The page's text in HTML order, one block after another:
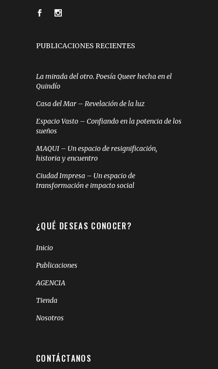
PUBLICACIONES RECIENTES
La mirada del otro. Poesía Queer hecha en el
Quindío
Casa del Mar – Revelación de la luz
Espacio Vasto – Confiando en la potencia de los
sueños
MAQUI – Un espacio de resignificación,
historia y encuentro
Ciudad Impresa – Un espacio de
transformación e impacto social
¿QUÉ DESEAS CONOCER?
Inicio
Publicaciones
AGENCIA
Tienda
Nosotros
CONTÁCTANOS